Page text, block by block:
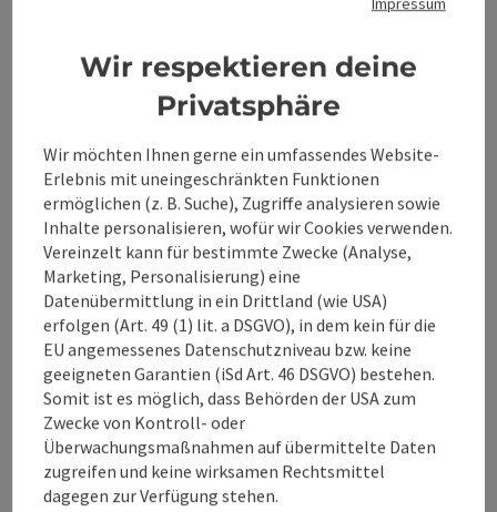
herunter, denn entlang
durchgehend gesichert. So navigierst du auch
ohne mobiles Netz zuverlässig weiter.
Wenn du online navigierst, denk an eine
viel Energie, besonders auf längeren
Strecken.
Informiere dich vor dem Start außerdem über
Wegsperren, Umleitungen oder aktuelle
Bedingungen
, da GPX-Daten auf
OpenStreetMap basieren und Änderungen
zeitverzögert sichtbar sein können.
GPX-Tracks ohne
Registrierung herunterladen
DieGPX-Tracks der Sebaldustourkannst du
direkt und ohne Anmeldung herunterladen –
unter anderem hier:
Wir respektieren deine
Privatsphäre
Wir möchten Ihnen gerne ein umfassendes Website-
Erlebnis mit uneingeschränkten Funktionen
ermöglichen (z. B. Suche), Zugriffe analysieren sowie
Inhalte personalisieren, wofür wir Cookies verwenden.
Vereinzelt kann für bestimmte Zwecke (Analyse,
Marketing, Personalisierung) eine
Datenübermittlung in ein Drittland (wie USA)
erfolgen (Art. 49 (1) lit. a DSGVO), in dem kein für die
EU angemessenes Datenschutzniveau bzw. keine
geeigneten Garantien (iSd Art. 46 DSGVO) bestehen.
Somit ist es möglich, dass Behörden der USA zum
Zwecke von Kontroll- oder
Überwachungsmaßnahmen auf übermittelte Daten
zugreifen und keine wirksamen Rechtsmittel
dagegen zur Verfügung stehen.